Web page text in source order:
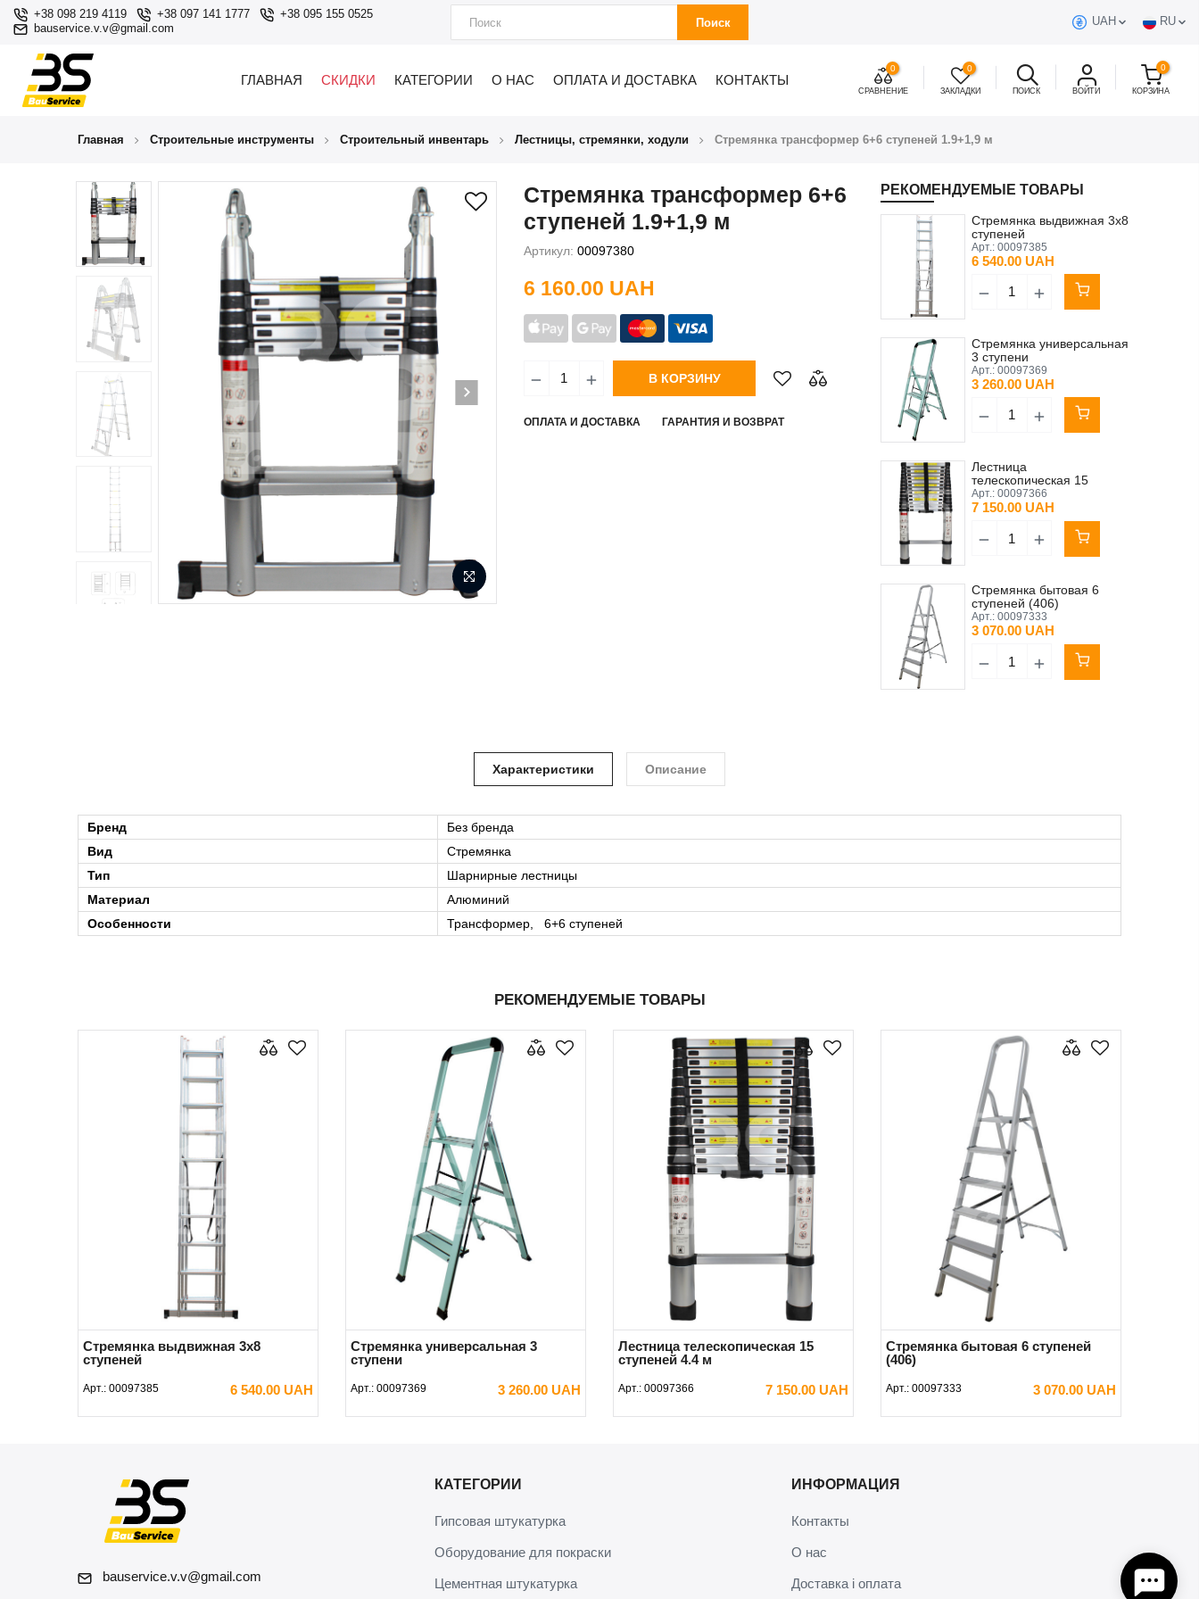
+38 098 219 4119 +38 097 141 1777
+38 095 155 0525
bauservice.v.v@gmail.com
Поиск UAH RU
ГЛАВНАЯ СКИДКИ КАТЕГОРИИ О НАС ОПЛАТА И ДОСТАВКА КОНТАКТЫ
0
СРАВНЕНИЕ
0
ЗАКЛАДКИ ПОИСК ВОЙТИ
0
КОРЗИНА
Главная Строительные инструменты Строительный инвентарь Лестницы, стремянки, ходули Стремянка трансформер 6+6 ступеней 1.9+1,9 м
Стремянка трансформер 6+6
ступеней 1.9+1,9 м
Артикул: 00097380
6 160.00 UAH
В КОРЗИНУ
ОПЛАТА И ДОСТАВКА ГАРАНТИЯ И ВОЗВРАТ
РЕКОМЕНДУЕМЫЕ ТОВАРЫ
Стремянка выдвижная 3x8
ступеней
Арт.: 00097385
6 540.00 UAH
Стремянка универсальная
3 ступени
Арт.: 00097369
3 260.00 UAH
Лестница
телескопическая 15
ступеней 4.4 м
Арт.: 00097366
7 150.00 UAH
Стремянка бытовая 6
ступеней (406)
Арт.: 00097333
3 070.00 UAH
Характеристики Описание
Бренд
Без бренда
Вид
Стремянка
Тип
Шарнирные лестницы
Материал
Алюминий
Особенности
Трансформер, 6+6 ступеней
РЕКОМЕНДУЕМЫЕ ТОВАРЫ
Стремянка выдвижная 3x8
ступеней
Арт.: 00097385 6 540.00 UAH
В КОРЗИНУ
Стремянка универсальная 3
ступени
Арт.: 00097369 3 260.00 UAH
В КОРЗИНУ
Лестница телескопическая 15
ступеней 4.4 м
Арт.: 00097366 7 150.00 UAH
В КОРЗИНУ
Стремянка бытовая 6 ступеней
(406)
Арт.: 00097333 3 070.00 UAH
В КОРЗИНУ
bauservice.v.v@gmail.com
КАТЕГОРИИ
Гипсовая штукатурка
Оборудование для покраски
Цементная штукатурка
ИНФОРМАЦИЯ
Контакты
О нас
Доставка і оплата